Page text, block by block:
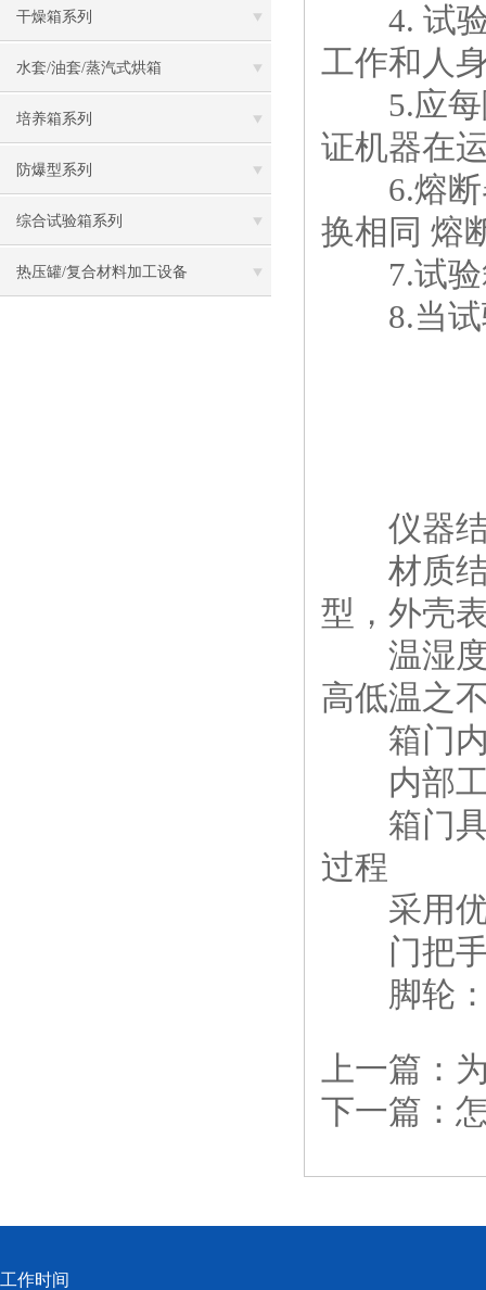
干燥箱系列
水套/油套/蒸汽式烘箱
培养箱系列
防爆型系列
综合试验箱系列
热压罐/复合材料加工设备
4. 试验
工作和人
5.应每隔
证机器在
6.熔断器
换相同 熔
7.试验箱
8.当试
仪器结
材质结
型，外壳
温湿度
高低温之
箱门内
内部工
箱门具
过程
采用优
门把手
脚轮：
上一篇：
下一篇：
工作时间